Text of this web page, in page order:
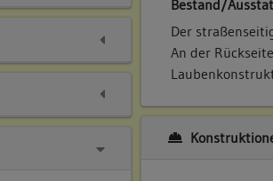
Bestand/
Der
An der